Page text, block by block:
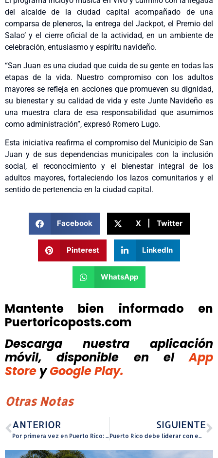
del alcalde de la ciudad capital acompañado de una
comparsa de pleneros, la entrega del Jackpot, el Premio del
Salao’ y el cierre oficial de la actividad, en un ambiente de
celebración, entusiasmo y espíritu navideño.
“San Juan es una ciudad que cuida de su gente en todas las
etapas de la vida. Nuestro compromiso con los adultos
mayores se refleja en acciones que promueven su dignidad,
su bienestar y su calidad de vida y este Junte Navideño es
una muestra clara de esa responsabilidad que asumimos
como administración”, expresó Romero Lugo.
Esta iniciativa reafirma el compromiso del Municipio de San
Juan y de sus dependencias municipales con la inclusión
social, el reconocimiento y el bienestar integral de los
adultos mayores, fortaleciendo los lazos comunitarios y el
sentido de pertenencia en la ciudad capital.
Facebook X | Twitter
Pinterest LinkedIn
WhatsApp
Mantente bien informado en
Puertoricoposts.com
Descarga nuestra aplicación
móvil, disponible
en el
App
Store y Google Play.
Otras Notas
ANTERIOR
Por primera vez en Puerto Rico: La Banda dE Rock DAUGHTRY
SIGUIENTE
Puerto Rico debe liderar con empatía, intuición y cultura en la era de la inteligencia artificial